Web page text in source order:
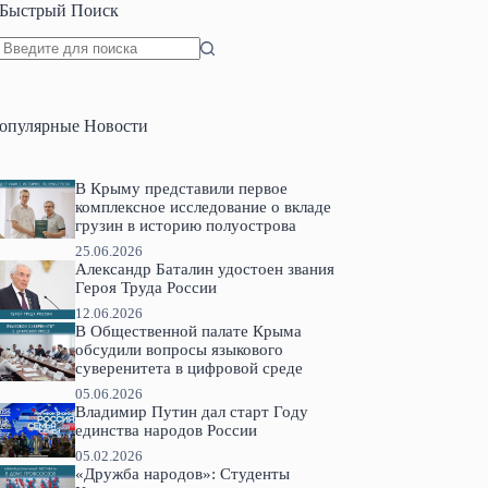
Быстрый Поиск
Новости
В Крыму представили первое
комплексное исследование о вкладе
грузин в историю полуострова
25.06.2026
Александр Баталин удостоен звания
Героя Труда России
12.06.2026
В Общественной палате Крыма
обсудили вопросы языкового
суверенитета в цифровой среде
05.06.2026
Владимир Путин дал старт Году
единства народов России
05.02.2026
«Дружба народов»: Студенты